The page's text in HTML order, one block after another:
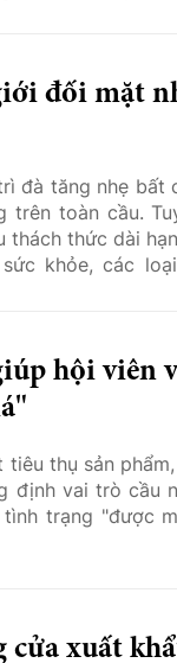
đối mặt
đà tăng nhẹ bất
toàn cầu.
thách thức dài
khỏe, các
hội viên
thụ sản
định vai trò cầu
trạng "được
xuất